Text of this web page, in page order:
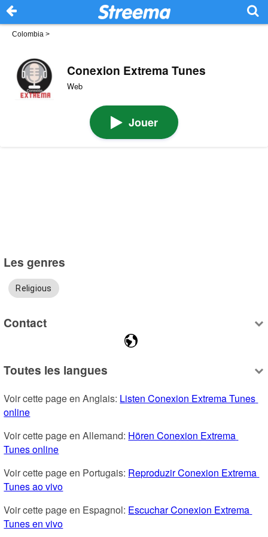
Colombia >
Conexion Extrema Tunes
Web
Jouer
Les genres
Religious
Contact
Toutes les langues
Voir cette page en Anglais: Listen Conexion Extrema Tunes
online
Voir cette page en Allemand: Hören Conexion Extrema
Tunes online
Voir cette page en Portugais: Reproduzir Conexion Extrema
Tunes ao vivo
Voir cette page en Espagnol: Escuchar Conexion Extrema
Tunes en vivo